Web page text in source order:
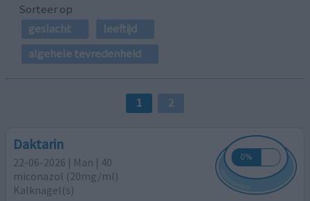
Sorteer op
geslacht
leeftijd
algehele tevredenheid
1 2
Daktarin
22-06-2026 | Man | 40
miconazol (20mg/ml)
Kalknagel(s)